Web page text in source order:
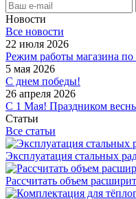
Новости
Все новости
22 июля 2026
Режим работы магазина по
5 мая 2026
С днем победы!
26 апреля 2026
С 1 Мая! Праздником
Статьи
Все статьи
Эксплуатация стальных
Рассчитать объем